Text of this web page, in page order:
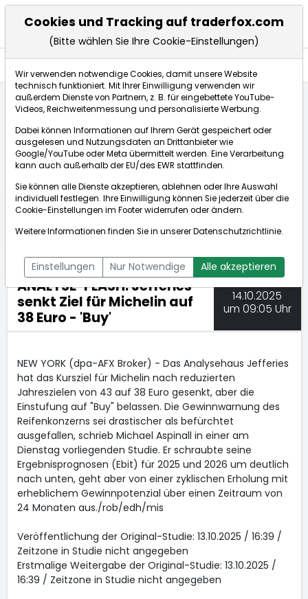
ANALYSE-FLASH: Jefferies senkt Ziel für Michelin ...
dpa-AFX Compact
ÜBERSICHT DPA-AFX PROFEED
DPA-AFX COMPACT
NEWSBOT
ANALYSE-FLASH: Jefferies
senkt Ziel für Michelin auf
38 Euro - 'Buy'
14.10.2025
um 09:05 Uhr
NEW YORK (dpa-AFX Broker) - Das Analysehaus Jefferies
hat das Kursziel für Michelin nach reduzierten
Jahreszielen von 43 auf 38 Euro gesenkt, aber die
Einstufung auf "Buy" belassen. Die Gewinnwarnung des
Reifenkonzerns sei drastischer als befürchtet
ausgefallen, schrieb Michael Aspinall in einer am
Dienstag vorliegenden Studie. Er schraubte seine
Ergebnisprognosen (Ebit) für 2025 und 2026 um deutlich
nach unten, geht aber von einer zyklischen Erholung mit
erheblichem Gewinnpotenzial über einen Zeitraum von
24 Monaten aus./rob/edh/mis
Veröffentlichung der Original-Studie: 13.10.2025 / 16:39 /
Zeitzone in Studie nicht angegeben
Erstmalige Weitergabe der Original-Studie: 13.10.2025 /
16:39 / Zeitzone in Studie nicht angegeben
Cookies und Tracking auf traderfox.com
(Bitte wählen Sie Ihre Cookie-Einstellungen)
Wir verwenden notwendige Cookies, damit unsere Website
technisch funktioniert. Mit Ihrer Einwilligung verwenden wir
außerdem Dienste von Partnern, z. B. für eingebettete YouTube-
Videos, Reichweitenmessung und personalisierte Werbung.
Dabei können Informationen auf Ihrem Gerät gespeichert oder
ausgelesen und Nutzungsdaten an Drittanbieter wie
Google/YouTube oder Meta übermittelt werden. Eine Verarbeitung
kann auch außerhalb der EU/des EWR stattfinden.
Sie können alle Dienste akzeptieren, ablehnen oder Ihre Auswahl
individuell festlegen. Ihre Einwilligung können Sie jederzeit über die
Cookie-Einstellungen im Footer widerrufen oder ändern.
Weitere Informationen finden Sie in unsererDatenschutzrichtlinie.
Einstellungen Nur Notwendige Alle akzeptieren